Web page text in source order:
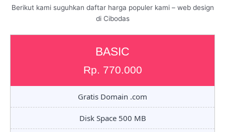
Berikut kami suguhkan daftar harga populer kami – web design
di Cibodas
BASIC
Rp. 770.000
Gratis Domain .com
Disk Space 500 MB